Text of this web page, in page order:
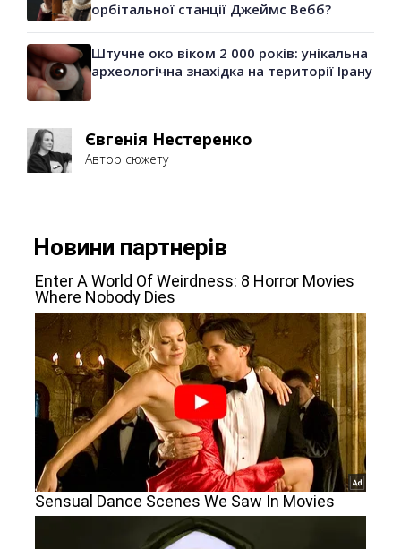
орбітальної станції Джеймс Вебб?
Штучне око віком 2 000 років: унікальна
археологічна знахідка на території Ірану
Євгенія Нестеренко
Автор сюжету